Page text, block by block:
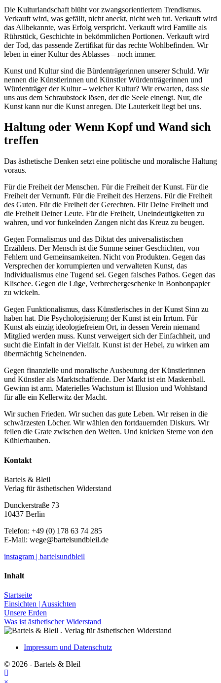
Die Kulturlandschaft blüht vor zwangsorientiertem Trendismus.
Verkauft wird, was gefällt, nicht aneckt, nicht weh tut. Verkauft wird
das Allbekannte, was Erfolg verspricht. Verkauft wird Familie als
Rührstück, Geschichte in bekömmlichen Portionen. Verkauft wird
der Tod, das passende Zertifikat für das rechte Wohlbefinden. Wir
leben in einer Kultur des Ablasses – noch immer.
Kunst und Kultur sind die Bürdenträgerinnen unserer Schuld. Wir
nennen die Künstlerinnen und Künstler Würdenträgerinnen und
Würdenträger der Kultur – welcher Kultur? Wir erwarten, dass sie
uns aus dem Schraubstock lösen, der die Seele einengt. Nur, die
Kunst kann nur die Kunst anregen. Die Lauterkeit liegt bei uns.
Haltung oder Wenn Kopf und Wand sich
treffen
Das ästhetische Denken setzt eine politische und moralische Haltung
voraus.
Für die Freiheit der Menschen. Für die Freiheit der Kunst. Für die
Freiheit der Vernunft. Für die Freiheit des Herzens. Für die Freiheit
des Guten. Für die Freiheit der Gerechten. Für Deine Freiheit und
die Freiheit Deiner Leute. Für die Freiheit, Uneindeutigkeiten zu
wahren, und vor funkelnden Zangen nicht das Kreuz zu beugen.
Gegen Formalismus und das Diktat des universalistischen
Erzählens. Der Mensch ist die Summe seiner Geschichten, von
Fehlern und Gemeinsamkeiten. Nicht von Produkten. Gegen das
Versprechen der korrumpierten und verwalteten Kunst, das
Individualismus eine Tugend sei. Gegen falsches Pathos. Gegen das
Klischee. Gegen die Lüge, Verbrechergeschenke in Bonbonpapier
zu wickeln.
Gegen Funktionalismus, dass Künstlerisches in der Kunst Sinn zu
haben hat. Die Psychologisierung der Kunst ist ein Irrtum. Für
Kunst als einzig ideologiefreiem Ort, in dessen Verein niemand
Mitglied werden muss. Kunst verweigert sich der Einfachheit, und
sucht die Einfalt in der Vielfalt. Kunst ist der Hebel, zu wirken am
übermächtig Scheinenden.
Gegen finanzielle und moralische Ausbeutung der Künstlerinnen
und Künstler als Marktschaffende. Der Markt ist ein Maskenball.
Gewinn ist arm. Materielles Wachstum ist Illusion und Wohlstand
für alle ein Kellerwitz der Macht.
Wir suchen Frieden. Wir suchen das gute Leben. Wir reisen in die
schwärzesten Löcher. Wir wählen den fortdauernden Diskurs. Wir
feilen die Grate zwischen den Welten. Und knicken Sterne von den
Kühlerhauben.
Kontakt
Bartels & Bleil
Verlag für ästhetischen Widerstand
Dunckerstraße 73
10437 Berlin
Telefon: +49 (0) 178 63 74 285
E-Mail: wege@bartelsundbleil.de
instagram | bartelsundbleil
Inhalt
Startseite
Einsichten | Aussichten
Unsere Erden
Was ist ästhetischer Widerstand
Impressum und Datenschutz
© 2026 - Bartels & Bleil